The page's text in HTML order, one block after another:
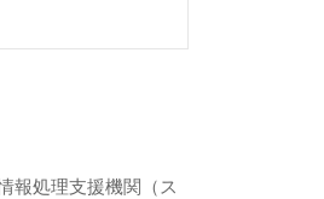
報処理支援機関（ス